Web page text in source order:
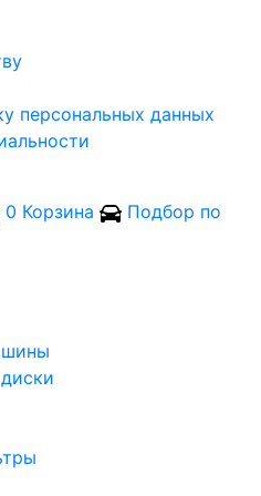
персональных данных
0 Корзина
Подбор по